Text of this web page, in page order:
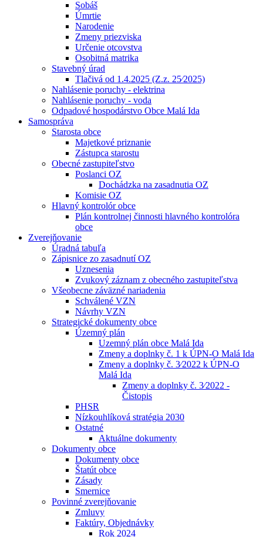
Sobáš
Úmrtie
Narodenie
Zmeny priezviska
Určenie otcovstva
Osobitná matrika
Stavebný úrad
Tlačivá od 1.4.2025 (Z.z. 25⁄2025)
Nahlásenie poruchy - elektrina
Nahlásenie poruchy - voda
Odpadové hospodárstvo Obce Malá Ida
Samospráva
Starosta obce
Majetkové priznanie
Zástupca starostu
Obecné zastupiteľstvo
Poslanci OZ
Dochádzka na zasadnutia OZ
Komisie OZ
Hlavný kontrolór obce
Plán kontrolnej činnosti hlavného kontrolóra
obce
Zverejňovanie
Úradná tabuľa
Zápisnice zo zasadnutí OZ
Uznesenia
Zvukový záznam z obecného zastupiteľstva
Všeobecne záväzné nariadenia
Schválené VZN
Návrhy VZN
Strategické dokumenty obce
Územný plán
Uzemný plán obce Malá Ida
Zmeny a doplnky č. 1 k ÚPN-O Malá Ida
Zmeny a doplnky č. 3⁄2022 k ÚPN-O
Malá Ida
Zmeny a doplnky č. 3⁄2022 -
Čistopis
PHSR
Nízkouhlíková stratégia 2030
Ostatné
Aktuálne dokumenty
Dokumenty obce
Dokumenty obce
Štatút obce
Zásady
Smernice
Povinné zverejňovanie
Zmluvy
Faktúry, Objednávky
Rok 2024